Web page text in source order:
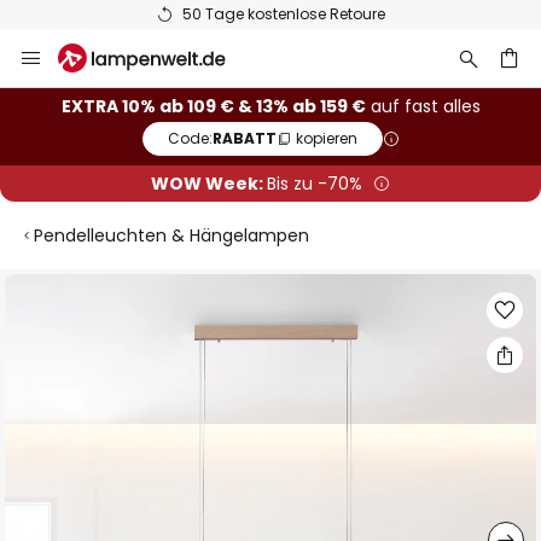
50 Tage kostenlose Retoure
Inhalt
springen
EXTRA 10% ab 109 € & 13% ab 159 €auf fast alles
Code:RABATT kopieren
WOW Week:Bis zu -70%
Pendelleuchten & Hängelampen